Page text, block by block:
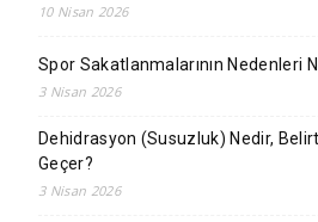
10 Nisan 2026
Spor Sakatlanmalarının Nedenleri
3 Nisan 2026
Dehidrasyon (Susuzluk) Nedir,
Geçer?
3 Nisan 2026